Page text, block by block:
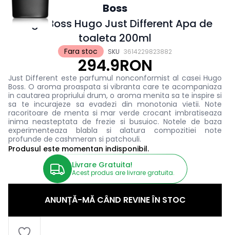
Fara stoc SKU 3614229823882
Boss
Hugo Boss Hugo Just Different Apa de
toaleta 200ml
294.9RON
Just Different este parfumul nonconformist al casei Hugo
Boss. O aroma proaspata si vibranta care te acompaniaza
in cautarea propriului drum, o aroma menita sa te inspire si
sa te incurajeze sa evadezi din monotonia vietii. Note
racoritoare de menta si mar verde crocant imbratiseaza
inima neasteptata de frezie si busuioc. Notele de baza
experimenteaza blabla si alatura compozitiei note
profunde de cashmeran si patchouli.
Produsul este momentan indisponibil.
Livrare Gratuita!
Acest produs are livrare gratuita.
ANUNȚĂ-MĂ CÂND REVINE ÎN STOC